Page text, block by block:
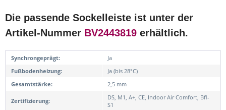
Die passende Sockelleiste ist unter der
Artikel-Nummer BV2443819 erhältlich.
Synchrongeprägt:
Ja
Fußbodenheizung:
Ja (bis 28°C)
Gesamtstärke:
2,5 mm
Zertifizierung:
DS, M1, A+, CE, Indoor Air Comfort, Bfl-
S1